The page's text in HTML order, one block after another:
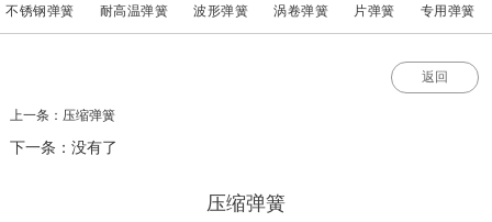
不锈钢弹簧 耐高温弹簧 波形弹簧 涡卷弹簧 片弹簧 专用弹簧
返回
上一条：压缩弹簧
下一条：没有了
压缩弹簧